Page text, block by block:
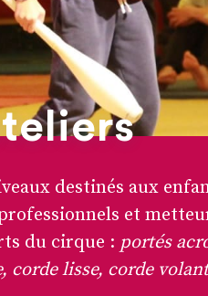
destinés aux
et
du cirque : portés
lisse, corde